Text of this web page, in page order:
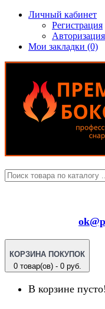
Личный кабинет
Регистрация
Авторизация
Мои закладки (0)
КОРЗИНА ПОКУПОК
0 товар(ов) - 0 руб.
В корзине пусто!